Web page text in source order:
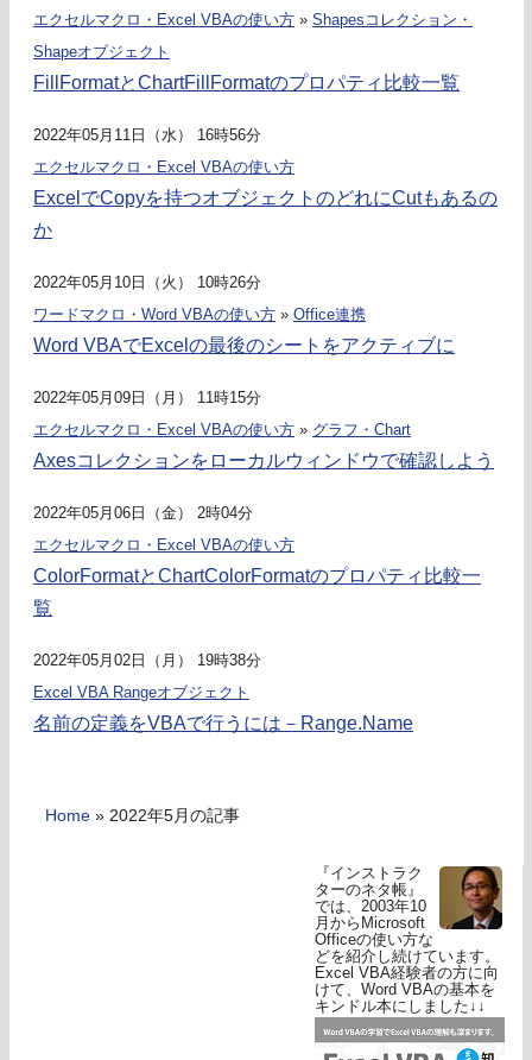
エクセルマクロ・Excel VBAの使い方 » Shapesコレクション・
Shapeオブジェクト
FillFormatとChartFillFormatのプロパティ比較一覧
2022年05月11日（水） 16時56分
エクセルマクロ・Excel VBAの使い方
ExcelでCopyを持つオブジェクトのどれにCutもあるの
か
2022年05月10日（火） 10時26分
ワードマクロ・Word VBAの使い方 » Office連携
Word VBAでExcelの最後のシートをアクティブに
2022年05月09日（月） 11時15分
エクセルマクロ・Excel VBAの使い方 » グラフ・Chart
Axesコレクションをローカルウィンドウで確認しよう
2022年05月06日（金） 2時04分
エクセルマクロ・Excel VBAの使い方
ColorFormatとChartColorFormatのプロパティ比較一
覧
2022年05月02日（月） 19時38分
Excel VBA Rangeオブジェクト
名前の定義をVBAで行うには－Range.Name
Home » 2022年5月の記事
『インストラク
ターのネタ帳』
では、2003年10
月からMicrosoft
Officeの使い方な
どを紹介し続けています。
Excel VBA経験者の方に向
けて、Word VBAの基本を
キンドル本にしました↓↓